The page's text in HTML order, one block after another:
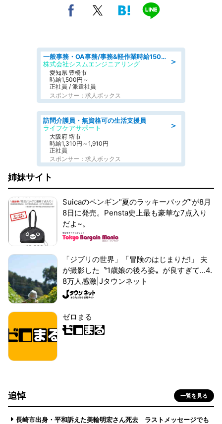
＞
一般事務・OA事務/事務&軽作業時給1500円土日祝休み各種社保完備
株式会社シスムエンジニアリング
愛知県 豊橋市
時給1,500円～
正社員 / 派遣社員
スポンサー：求人ボックス
＞
訪問介護員・無資格可の生活支援員
ライフケアサポート
大阪府 堺市
時給1,310円～1,910円
正社員
スポンサー：求人ボックス
姉妹サイト
Suicaのペンギン"夏のラッキーバッグ"が8月
8日に発売。Pensta史上最も豪華な7点入り
だよ~。
「ジブリの世界」「冒険のはじまりだ!」 夫
が撮影した〝1歳娘の後ろ姿〟が良すぎて...4.
8万人感激|Jタウンネット
ゼロまる
追悼 一覧を見る
長崎市出身・平和訴えた美輪明宏さん死去 ラストメッセージでも